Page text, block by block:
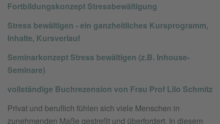
Fortbildungskonzept Stressbewältigung
Stress bewältigen - ein ganzheitliches Kursprogramm,
Inhalte, Kursverlauf
Seminarkonzept Stress bewältigen (z.B. Inhouse-
Seminare)
vollständige Buchrezension von Frau Prof Lilo Schmitz
Privat und beruflich fühlen sich viele Menschen in
zunehmenden Maße gestreßt und überfordert. In diesem